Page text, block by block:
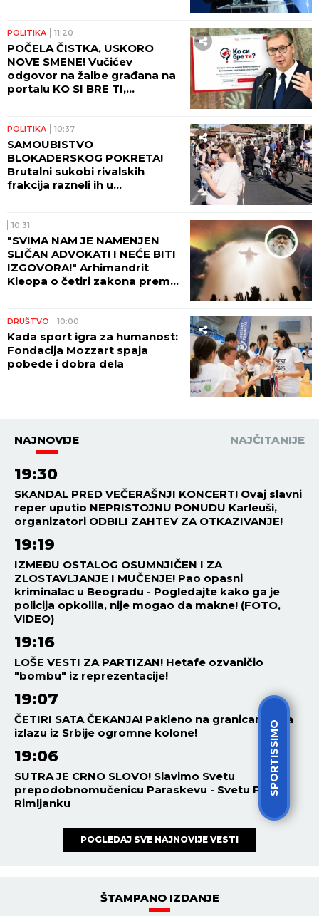
SPORTISSIMO
POLITIKA 11:20
POČELA ČISTKA, USKORO
NOVE SMENE! Vučićev
odgovor na žalbe građana na
portalu KO SI BRE TI,
POLITIKA 10:37
SAMOUBISTVO
BLOKADERSKOG POKRETA!
Brutalni sukobi rivalskih
frakcija razneli ih u
10:31
"SVIMA NAM JE NAMENJEN
SLIČAN ADVOKAT! I NEĆE BITI
IZGOVORA!" Arhimandrit
Kleopa o četiri zakona prema
DRUŠTVO 10:00
Kada sport igra za humanost:
Fondacija Mozzart spaja
pobede i dobra dela
NAJNOVIJE NAJČITANIJE
19:30
SKANDAL PRED VEČERAŠNJI KONCERT! Ovaj slavni
reper uputio NEPRISTOJNU PONUDU Karleuši,
organizatori ODBILI ZAHTEV ZA OTKAZIVANJE!
19:19
IZMEĐU OSTALOG OSUMNJIČEN I ZA
ZLOSTAVLJANJE I MUČENJE! Pao opasni
kriminalac u Beogradu - Pogledajte kako ga je
policija opkolila, nije mogao da makne! (FOTO,
VIDEO)
19:16
LOŠE VESTI ZA PARTIZAN! Hetafe ozvaničio
"bombu" iz reprezentacije!
19:07
ČETIRI SATA ČEKANJA! Pakleno na granicama, na
izlazu iz Srbije ogromne kolone!
19:06
SUTRA JE CRNO SLOVO! Slavimo Svetu
prepodobnomučenicu Paraskevu - Svetu Petku
Rimljanku
POGLEDAJ SVE NAJNOVIJE VESTI
ŠTAMPANO IZDANJE